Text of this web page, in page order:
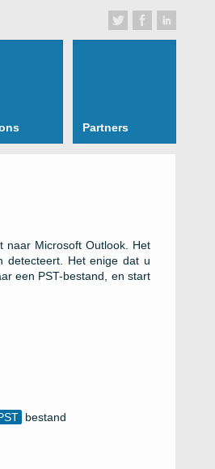
Partners
naar Microsoft Outlook. Het
detecteert. Het enige dat u
een PST-bestand, en start
bestand